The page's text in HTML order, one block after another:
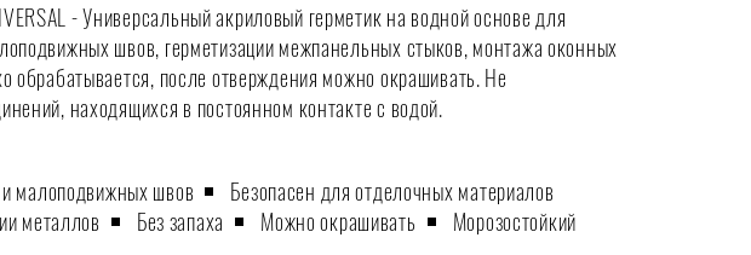
- Универсальный акриловый герметик на водной основе для
швов, герметизации межпанельных стыков, монтажа оконных
обрабатывается, после отверждения можно окрашивать. Не
находящихся в постоянном контакте с водой.
малоподвижных швов
Безопасен для отделочных материалов
металлов
Без запаха Можно окрашивать
Морозостойкий